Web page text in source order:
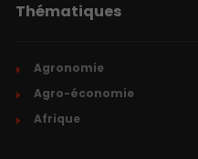
Thématiques
Agronomie
Agro-économie
Afrique